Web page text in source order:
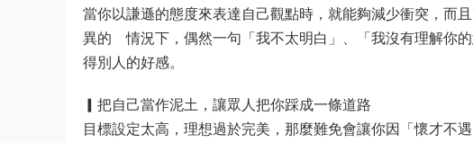
當你以謙遜的態度來表達自己觀點時，就能夠減少衝突，而
異的 情況下，偶然一句「我不太明白」、「我沒有理解你
得別人的好感。
▎把自己當作泥土，讓眾人把你踩成一條道路
目標設定太高，理想過於完美，那麼難免會讓你因「懷才不